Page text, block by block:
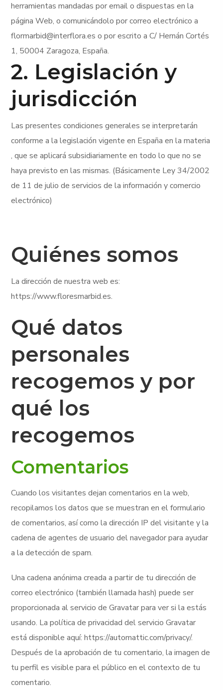
herramientas mandadas por email o dispuestas en la
página Web, o comunicándolo por correo electrónico a
flormarbid@interflora.es o por escrito a C/ Hernán Cortés
1, 50004 Zaragoza, España.
2. Legislación y
jurisdicción
Las presentes condiciones generales se interpretarán
conforme a la legislación vigente en España en la materia
, que se aplicará subsidiariamente en todo lo que no se
haya previsto en las mismas. (Básicamente Ley 34/2002
de 11 de julio de servicios de la información y comercio
electrónico)
Quiénes somos
La dirección de nuestra web es:
https://www.floresmarbid.es.
Qué datos
personales
recogemos y por
qué los
recogemos
Comentarios
Cuando los visitantes dejan comentarios en la web,
recopilamos los datos que se muestran en el formulario
de comentarios, así como la dirección IP del visitante y la
cadena de agentes de usuario del navegador para ayudar
a la detección de spam.
Una cadena anónima creada a partir de tu dirección de
correo electrónico (también llamada hash) puede ser
proporcionada al servicio de Gravatar para ver si la estás
usando. La política de privacidad del servicio Gravatar
está disponible aquí: https://automattic.com/privacy/.
Después de la aprobación de tu comentario, la imagen de
tu perfil es visible para el público en el contexto de tu
comentario.